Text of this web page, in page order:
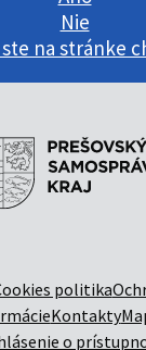
Nie
ste na stránke
politika
Kontakty
o